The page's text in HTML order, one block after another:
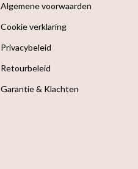
Algemene voorwaarden
Cookie verklaring
Privacybeleid
Retourbeleid
Garantie & Klachten